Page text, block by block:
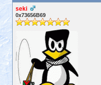
seki
0x73656B69